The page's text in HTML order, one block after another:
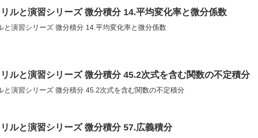
ルと演習シリーズ 微分積分 14.平均変化率と微分係数
と演習シリーズ 微分積分 14.平均変化率と微分係数
ルと演習シリーズ 微分積分 45.2次式を含む関数の不定積分
と演習シリーズ 微分積分 45.2次式を含む関数の不定積分
ルと演習シリーズ 微分積分 57.広義積分